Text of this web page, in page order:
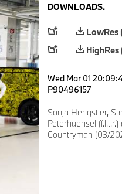
DOWNLOADS.
LowRes
HighRes
Wed Mar 01
P90496157
Sonja Hengstler,
Peterhaensel
Countryman (03/